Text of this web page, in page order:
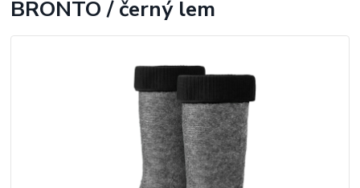
BRONTO / černý lem